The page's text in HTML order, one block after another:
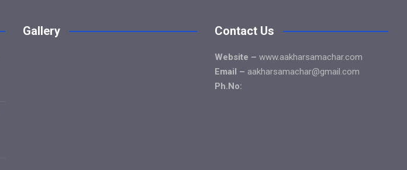
Gallery Contact Us
Website – www.aakharsamachar.com
Email – aakharsamachar@gmail.com
Ph.No: